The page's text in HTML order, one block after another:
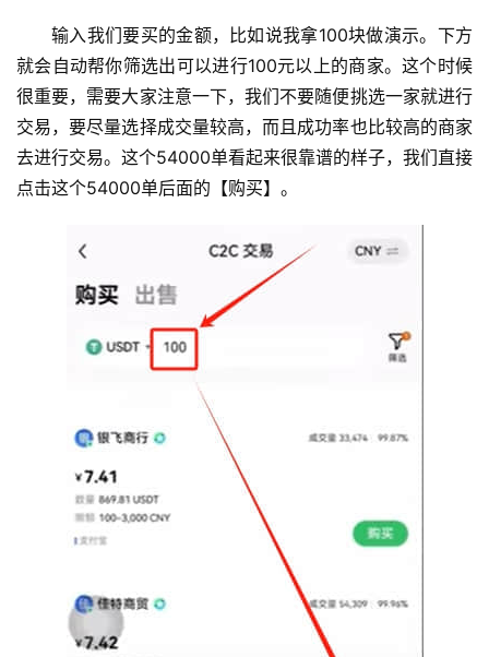
输入我们要买的金额，比如说我拿100块做演示。下方
就会自动帮你筛选出可以进行100元以上的商家。这个时候
很重要，需要大家注意一下，我们不要随便挑选一家就进行
交易，要尽量选择成交量较高，而且成功率也比较高的商家
去进行交易。这个54000单看起来很靠谱的样子，我们直接
点击这个54000单后面的【购买】。